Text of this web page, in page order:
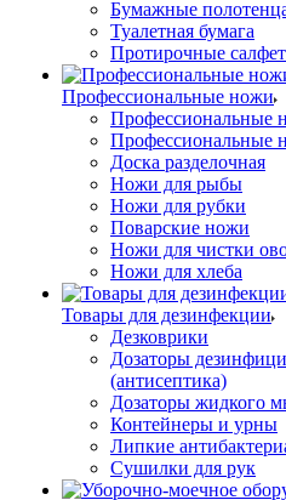
Бумажные
Туалетная бумага
Протирочные
Профессиональные ножи
Профессиональные
Профессиональные
Доска разделочная
Ножи для рыбы
Ножи для рубки
Поварские ножи
Ножи для чистки
Ножи для хлеба
Товары для дезинфекции
Дезковрики
Дозаторы
(антисептика)
Дозаторы жидкого
Контейнеры и урны
Липкие
Сушилки для рук